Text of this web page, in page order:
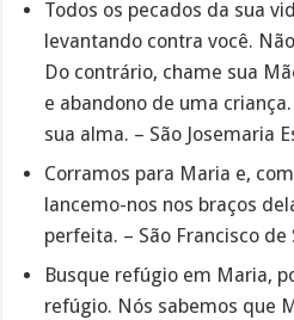
Todos os pecados da sua
levantando contra você.
Do contrário, chame sua
e abandono de uma
sua alma. – São Josemaria
Corramos para Maria e,
lancemo-nos nos braços
perfeita. – São Francisco de
Busque refúgio em Maria,
refúgio. Nós sabemos que